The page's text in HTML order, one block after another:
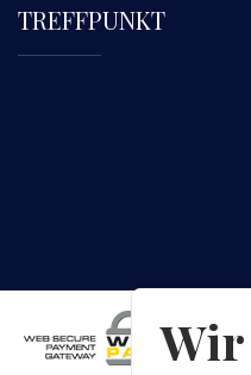
TREFFPUNKT
Wir